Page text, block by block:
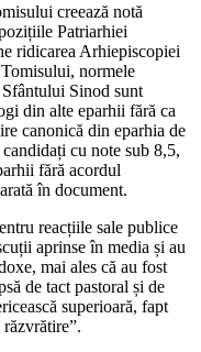
creează notă
Patriarhiei
ridicarea Arhiepiscopiei
normele
Sinod sunt
din alte eparhii fără ca
canonică din eparhia de
cu note sub 8,5,
fără acordul
în document.
reacțiile sale publice
aprinse în media și au
mai ales că au fost
de tact pastoral și de
superioară, fapt